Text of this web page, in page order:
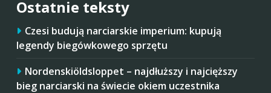
Ostatnie teksty
Czesi budują narciarskie imperium: kupują
legendy biegówkowego sprzętu
Nordenskiöldsloppet – najdłuższy i najcięższy
bieg narciarski na świecie okiem uczestnika